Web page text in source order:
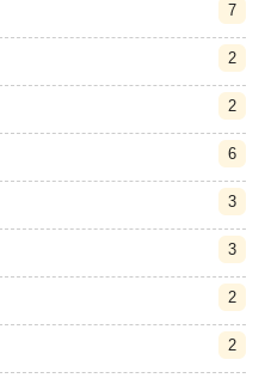
7
2
2
6
3
3
2
2